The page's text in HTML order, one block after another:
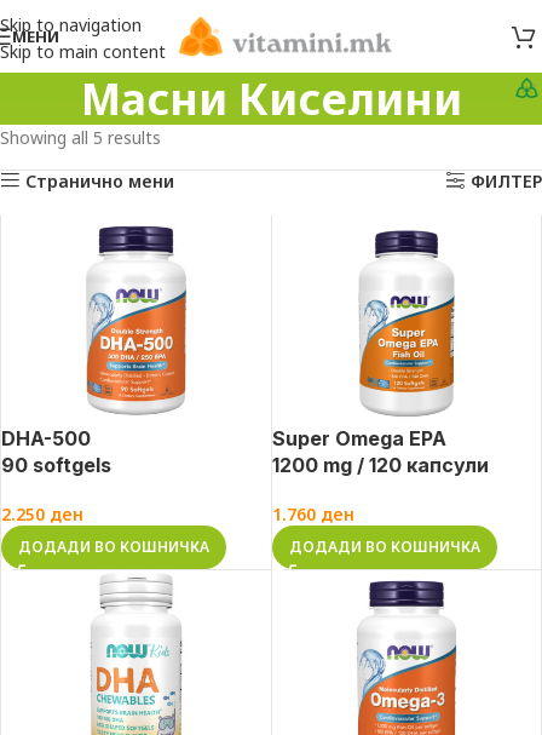
Skip to navigation
Skip to main content
МЕНИ
Масни Киселини
Showing all 5 results
Странично мени ФИЛТЕР
DHA-500
90 softgels
2.250 ден
ДОДАДИ ВО КОШНИЧКА
Super Omega EPA
1200 mg / 120 капсули
1.760 ден
ДОДАДИ ВО КОШНИЧКА